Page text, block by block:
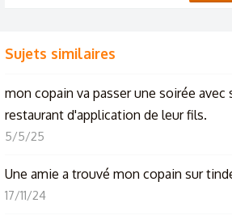
Sujets similaires
mon copain va passer une soirée avec
restaurant d'application de leur fils.
5/5/25
Une amie a trouvé mon copain sur
17/11/24